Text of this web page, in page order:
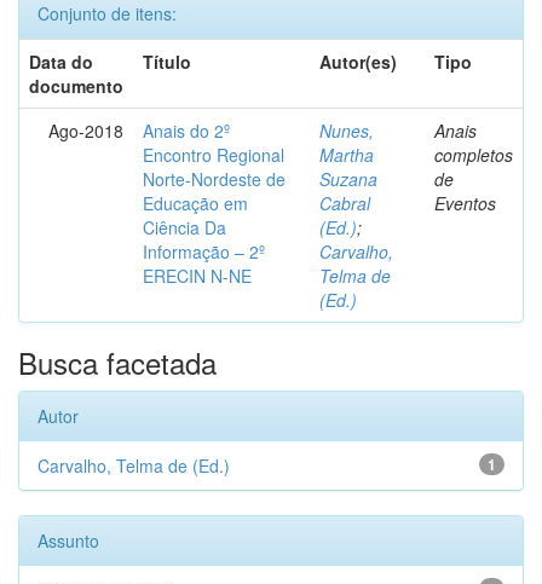
Conjunto de itens:
Data do
documento
Título Autor(es) Tipo
Ago-2018
Anais do 2º
Encontro Regional
Norte-Nordeste de
Educação em
Ciência Da
Informação – 2º
ERECIN N-NE
Nunes,
Martha
Suzana
Cabral
(Ed.);
Carvalho,
Telma de
(Ed.)
Anais
completos
de
Eventos
Busca facetada
Autor
1
Carvalho, Telma de (Ed.)
Assunto